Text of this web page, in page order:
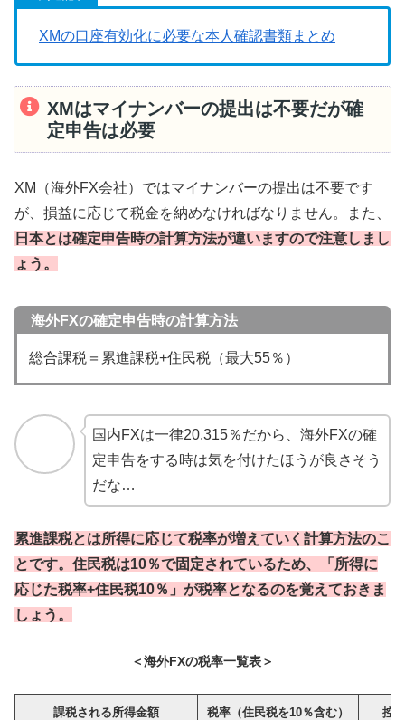
XMの口座有効化に必要な本人確認書類まとめ
XMはマイナンバーの提出は不要だが確
定申告は必要
XM（海外FX会社）ではマイナンバーの提出は不要です
が、損益に応じて税金を納めなければなりません。また、
日本とは確定申告時の計算方法が違いますので注意しまし
ょう。
海外FXの確定申告時の計算方法
総合課税＝累進課税+住民税（最大55％）
国内FXは一律20.315％だから、海外FXの確
定申告をする時は気を付けたほうが良さそう
だな…
累進課税とは所得に応じて税率が増えていく計算方法のこ
とです。住民税は10％で固定されているため、「所得に
応じた税率+住民税10％」が税率となるのを覚えておきま
しょう。
＜海外FXの税率一覧表＞
課税される所得金額 税率（住民税を10％含む） 控